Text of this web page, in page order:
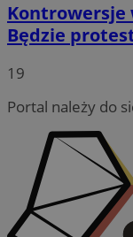
Kontrowersje
Będzie
19
Portal należy do